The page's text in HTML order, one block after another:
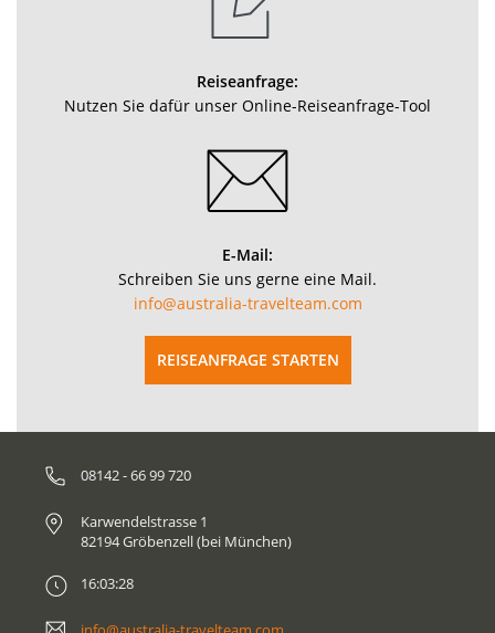
Reiseanfrage:
Nutzen Sie dafür unser Online-Reiseanfrage-Tool
E-Mail:
Schreiben Sie uns gerne eine Mail.
info@australia-travelteam.com
REISEANFRAGE STARTEN
08142 - 66 99 720
Karwendelstrasse 1
82194 Gröbenzell (bei München)
16:03:28